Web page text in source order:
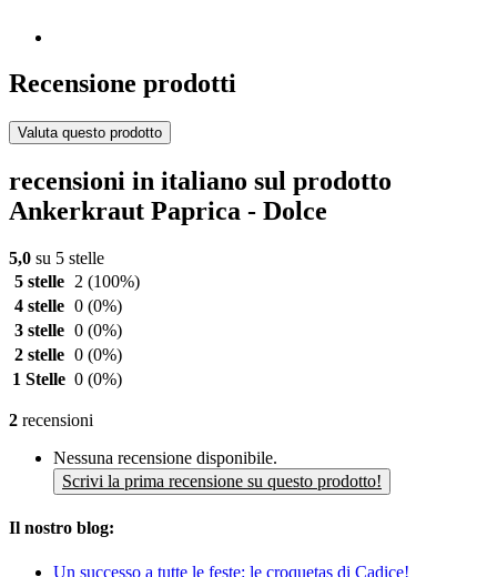
Recensione prodotti
Valuta questo prodotto
recensioni in italiano sul prodotto
Ankerkraut Paprica - Dolce
5,0 su 5 stelle
5 stelle
2 (100%)
4 stelle 0 (0%)
3 stelle 0 (0%)
2 stelle 0 (0%)
1 Stelle 0 (0%)
2 recensioni
Nessuna recensione disponibile.
Scrivi la prima recensione su questo prodotto!
Il nostro blog:
Un successo a tutte le feste: le croquetas di Cadice!